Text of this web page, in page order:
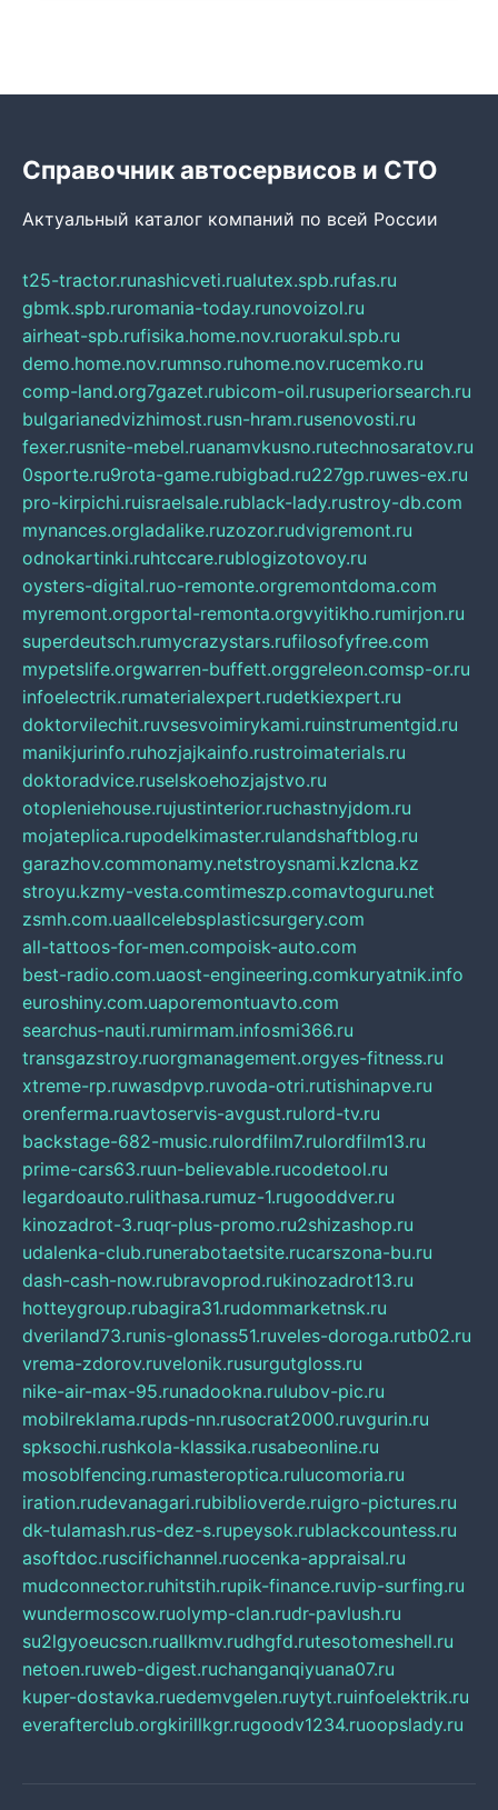
Справочник автосервисов и СТО
Актуальный каталог компаний по всей России
t25-tractor.runashicveti.rualutex.spb.rufas.ru
gbmk.spb.ruromania-today.runovoizol.ru
airheat-spb.rufisika.home.nov.ruorakul.spb.ru
demo.home.nov.rumnso.ruhome.nov.rucemko.ru
comp-land.org7gazet.rubicom-oil.rusuperiorsearch.ru
bulgarianedvizhimost.rusn-hram.rusenovosti.ru
fexer.rusnite-mebel.ruanamvkusno.rutechnosaratov.ru
0sporte.ru9rota-game.rubigbad.ru227gp.ruwes-ex.ru
pro-kirpichi.ruisraelsale.rublack-lady.rustroy-db.com
mynances.orgladalike.ruzozor.rudvigremont.ru
odnokartinki.ruhtccare.rublogizotovoy.ru
oysters-digital.ruo-remonte.orgremontdoma.com
myremont.orgportal-remonta.orgvyitikho.rumirjon.ru
superdeutsch.rumycrazystars.rufilosofyfree.com
mypetslife.orgwarren-buffett.orggreleon.comsp-or.ru
infoelectrik.rumaterialexpert.rudetkiexpert.ru
doktorvilechit.ruvsesvoimirykami.ruinstrumentgid.ru
manikjurinfo.ruhozjajkainfo.rustroimaterials.ru
doktoradvice.ruselskoehozjajstvo.ru
otopleniehouse.rujustinterior.ruchastnyjdom.ru
mojateplica.rupodelkimaster.rulandshaftblog.ru
garazhov.commonamy.netstroysnami.kzlcna.kz
stroyu.kzmy-vesta.comtimeszp.comavtoguru.net
zsmh.com.uaallcelebsplasticsurgery.com
all-tattoos-for-men.compoisk-auto.com
best-radio.com.uaost-engineering.comkuryatnik.info
euroshiny.com.uaporemontuavto.com
searchus-nauti.rumirmam.infosmi366.ru
transgazstroy.ruorgmanagement.orgyes-fitness.ru
xtreme-rp.ruwasdpvp.ruvoda-otri.rutishinapve.ru
orenferma.ruavtoservis-avgust.rulord-tv.ru
backstage-682-music.rulordfilm7.rulordfilm13.ru
prime-cars63.ruun-believable.rucodetool.ru
legardoauto.rulithasa.rumuz-1.rugooddver.ru
kinozadrot-3.ruqr-plus-promo.ru2shizashop.ru
udalenka-club.runerabotaetsite.rucarszona-bu.ru
dash-cash-now.rubravoprod.rukinozadrot13.ru
hotteygroup.rubagira31.rudommarketnsk.ru
dveriland73.runis-glonass51.ruveles-doroga.rutb02.ru
vrema-zdorov.ruvelonik.rusurgutgloss.ru
nike-air-max-95.runadookna.rulubov-pic.ru
mobilreklama.rupds-nn.rusocrat2000.ruvgurin.ru
spksochi.rushkola-klassika.rusabeonline.ru
mosoblfencing.rumasteroptica.rulucomoria.ru
iration.rudevanagari.rubiblioverde.ruigro-pictures.ru
dk-tulamash.rus-dez-s.rupeysok.rublackcountess.ru
asoftdoc.ruscifichannel.ruocenka-appraisal.ru
mudconnector.ruhitstih.rupik-finance.ruvip-surfing.ru
wundermoscow.ruolymp-clan.rudr-pavlush.ru
su2lgyoeucscn.ruallkmv.rudhgfd.rutesotomeshell.ru
netoen.ruweb-digest.ruchanganqiyuana07.ru
kuper-dostavka.ruedemvgelen.ruytyt.ruinfoelektrik.ru
everafterclub.orgkirillkgr.rugoodv1234.ruoopslady.ru